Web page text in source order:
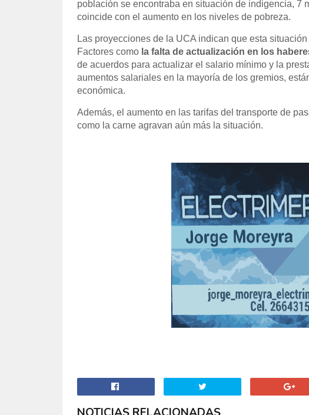
población se encontraba en situación de indigencia, 7
coincide con el aumento en los niveles de pobreza.
Las proyecciones de la UCA indican que esta
Factores como la falta de actualización en los
de acuerdos para actualizar el salario mínimo y la
aumentos salariales en la mayoría de los gremios,
económica.
Además, el aumento en las tarifas del transporte de
como la carne agravan aún más la situación.